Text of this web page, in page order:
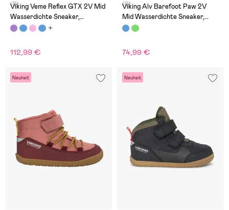
(0)
Viking Veme Reflex GTX 2V Mid
Wasserdichte Sneaker,
Burgundy/Violet
112,99 €
(0)
Viking Alv Barefoot Paw 2V
Mid Wasserdichte Sneaker,
Navy
74,99 €
Neuheit Neuheit